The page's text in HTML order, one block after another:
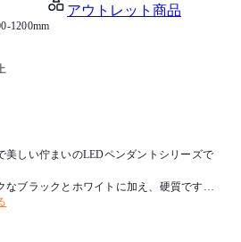
アウトレット商品
1200mm
美しい佇まいのLEDペンダントシリーズで
なブラックとホワイトに加え、硬質ですが
じるホワイトブロンズと艶やかなブラック
ろん、オフィスや商業施設など、空間やそ